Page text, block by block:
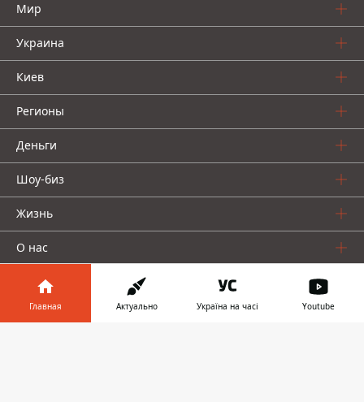
Мир
Украина
Киев
Регионы
Деньги
Шоу-биз
Жизнь
О нас
Главная Актуально Україна на часі Youtube